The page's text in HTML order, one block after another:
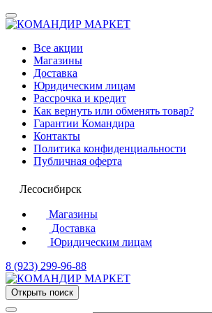
Все акции
Магазины
Доставка
Юридическим лицам
Рассрочка и кредит
Как вернуть или обменять товар?
Гарантии Командира
Контакты
Политика конфиденциальности
Публичная оферта
Лесосибирск
Магазины
Доставка
Юридическим лицам
8 (923) 299-96-88
Открыть поиск